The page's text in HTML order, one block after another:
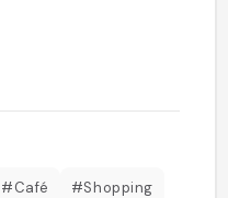
#Café #Shopping